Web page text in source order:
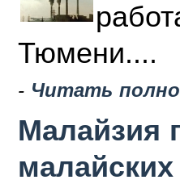
Тюмени....
- Читать
Малайзия
малайских